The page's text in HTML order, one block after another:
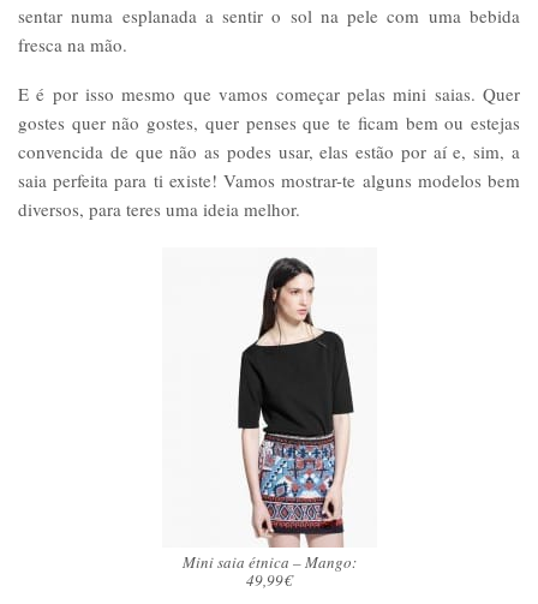
sentar numa esplanada a sentir o sol na pele com uma bebida
fresca na mão.
E é por isso mesmo que vamos começar pelas mini saias. Quer
gostes quer não gostes, quer penses que te ficam bem ou estejas
convencida de que não as podes usar, elas estão por aí e, sim, a
saia perfeita para ti existe! Vamos mostrar-te alguns modelos bem
diversos, para teres uma ideia melhor.
Mini saia étnica – Mango:
49,99€